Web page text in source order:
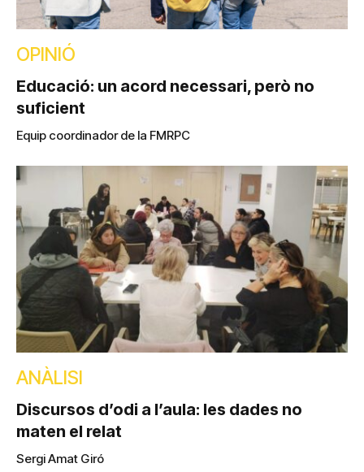
OPINIÓ
Educació: un acord necessari, però no
suficient
Equip coordinador de la FMRPC
ANÀLISI
Discursos d’odi a l’aula: les dades no
maten el relat
Sergi Amat Giró